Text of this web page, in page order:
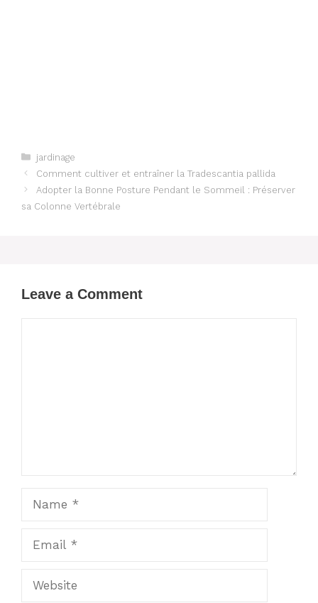
Categories
jardinage
Comment cultiver et entraîner la Tradescantia pallida
Adopter la Bonne Posture Pendant le Sommeil : Préserver
sa Colonne Vertébrale
Leave a Comment